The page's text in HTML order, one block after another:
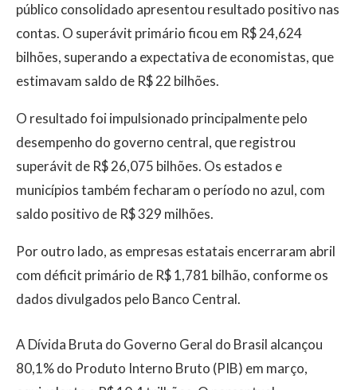
público consolidado apresentou resultado positivo nas
contas. O superávit primário ficou em R$ 24,624
bilhões, superando a expectativa de economistas, que
estimavam saldo de R$ 22 bilhões.
O resultado foi impulsionado principalmente pelo
desempenho do governo central, que registrou
superávit de R$ 26,075 bilhões. Os estados e
municípios também fecharam o período no azul, com
saldo positivo de R$ 329 milhões.
Por outro lado, as empresas estatais encerraram abril
com déficit primário de R$ 1,781 bilhão, conforme os
dados divulgados pelo Banco Central.
A Dívida Bruta do Governo Geral do Brasil alcançou
80,1% do Produto Interno Bruto (PIB) em março,